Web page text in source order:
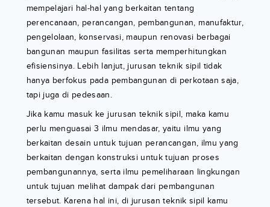
mempelajari hal-hal yang berkaitan tentang
perencanaan, perancangan, pembangunan, manufaktur,
pengelolaan, konservasi, maupun renovasi berbagai
bangunan maupun fasilitas serta memperhitungkan
efisiensinya. Lebih lanjut, jurusan teknik sipil tidak
hanya berfokus pada pembangunan di perkotaan saja,
tapi juga di pedesaan.
Jika kamu masuk ke jurusan teknik sipil, maka kamu
perlu menguasai 3 ilmu mendasar, yaitu ilmu yang
berkaitan desain untuk tujuan perancangan, ilmu yang
berkaitan dengan konstruksi untuk tujuan proses
pembangunannya, serta ilmu pemeliharaan lingkungan
untuk tujuan melihat dampak dari pembangunan
tersebut. Karena hal ini, di jurusan teknik sipil kamu